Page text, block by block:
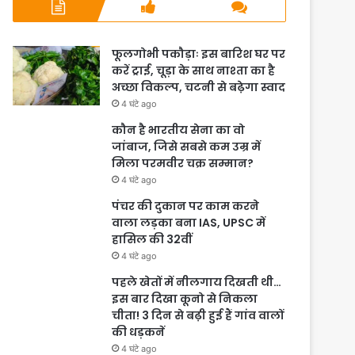
फूलगोभी पकौड़ाः इस बारिश घर पर
करें ट्राई, चूड़ा के साथ नाश्ता का है
अच्छा विकल्प, चटनी से बढ़ेगा स्वाद
4 घंटे ago
कौन है भारतीय सेना का वो
जांबाज, जिसे सबसे कम उम्र में
मिला परमवीर चक्र सम्मान?
4 घंटे ago
पंचर की दुकान पर काम करने
वाला लड़का बना IAS, UPSC में
हासिल की 32वीं
4 घंटे ago
पहले खेतों में नीलगाय दिखती थी…
इस बार दिखा कूनो से निकला
चीता! 3 दिन से बढ़ी हुई हैं गांव वालों
की धड़कनें
4 घंटे ago